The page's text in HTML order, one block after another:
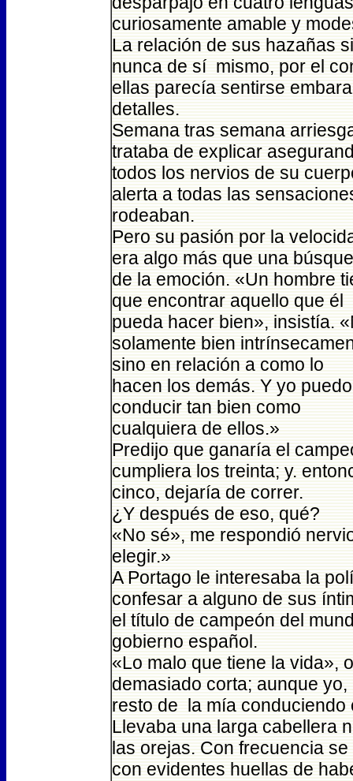
curiosamente amable y
La relación de sus hazañas
nunca de sí mismo, por el
ellas parecía sentirse
detalles.
Semana tras semana
trataba de explicar
todos los nervios de su
alerta a todas las
rodeaban.
Pero su pasión por la
era algo más que una
de la emoción. «Un hombre
que encontrar aquello que él
pueda hacer bien», insistía.
solamente bien
sino en relación a como lo
hacen los demás. Y yo puedo
conducir tan bien como
cualquiera de ellos.»
Predijo que ganaría el
cumpliera los treinta; y.
cinco, dejaría de correr.
¿Y después de eso, qué?
«No sé», me respondió
elegir.»
A Portago le interesaba la
confesar a alguno de sus
el título de campeón del
gobierno español.
«Lo malo que tiene la vida»,
demasiado corta; aunque
resto de la mía
Llevaba una larga cabellera
las orejas. Con frecuencia
con evidentes huellas de